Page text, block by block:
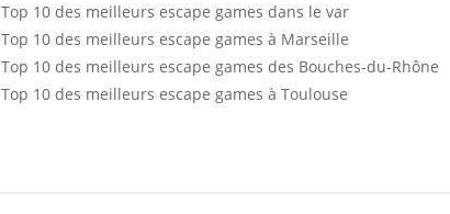
Top 10 des meilleurs escape games dans le var
Top 10 des meilleurs escape games à Marseille
Top 10 des meilleurs escape games des Bouches-du-Rhône
Top 10 des meilleurs escape games à Toulouse